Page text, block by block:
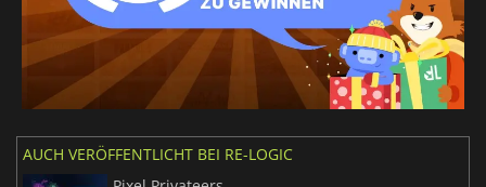
AUCH VERÖFFENTLICHT BEI RE-LOGIC